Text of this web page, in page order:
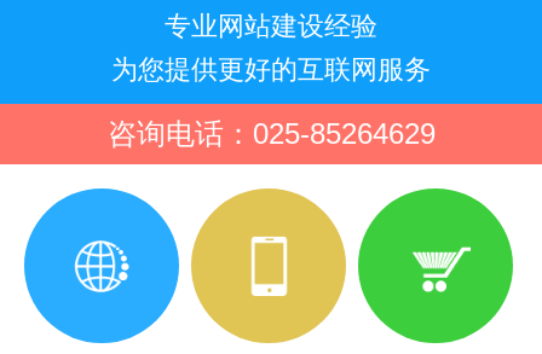
专业网站建设经验
为您提供更好的互联网服务
咨询电话：025-85264629